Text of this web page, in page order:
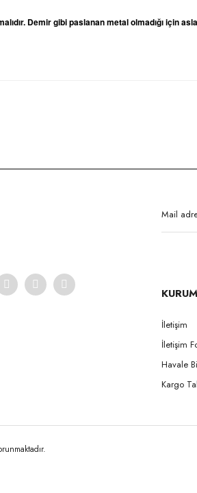
Demir gibi paslanan metal olmadığı için
İletişim
İletişim
Havale
Kargo